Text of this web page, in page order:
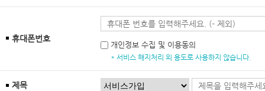
휴대폰번호
개인정보 수집 및 이용동의
* 서비스 해지처리 외 용도로 사용하지 않습니다.
제목